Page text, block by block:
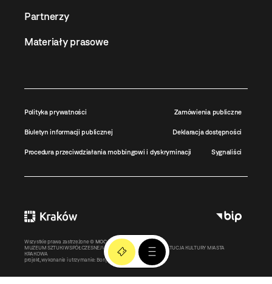
Partnerzy
Materiały prasowe
Polityka prywatności Zamówienia publiczne
Biuletyn informacji publicznej Deklaracja dostępności
Procedura przeciwdziałania mobbingowi i dyskryminacji Sygnaliści
Wszystkie prawa zastrzeżone © MOCAK2011-2026
MUZEUM SZTUKI WSPÓŁCZESNEJ W KRAKOWIE MOCAK – INSTYTUCJA KULTURY MIASTA
KRAKOWA
projekt, wykonanie i utrzymanie: Bonjour.pl